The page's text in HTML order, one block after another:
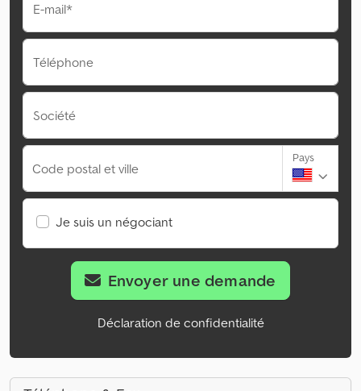
E-mail*
Téléphone
Société
Code postal et ville
Pays
Je suis un négociant
Envoyer une demande
Déclaration de confidentialité